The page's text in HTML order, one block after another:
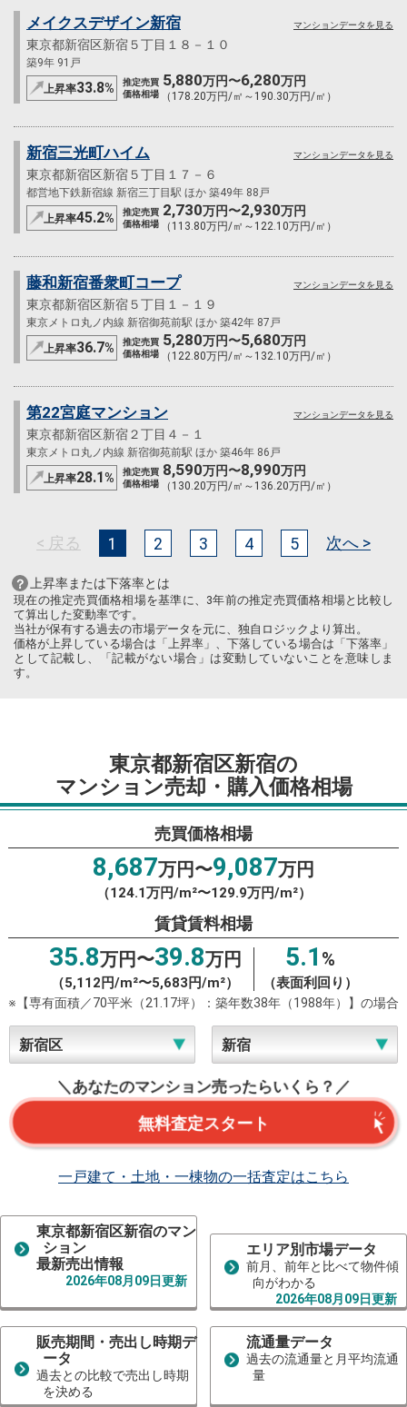
メイクスデザイン新宿
東京都新宿区新宿５丁目１８－１０
築9年 91戸
上昇率33.8%
推定売買
価格相場
5,880万円〜6,280万円
（178.20万円/㎡～190.30万円/㎡）
マンションデータを見る
新宿三光町ハイム
東京都新宿区新宿５丁目１７－６
都営地下鉄新宿線 新宿三丁目駅 ほか 築49年 88戸
上昇率45.2%
推定売買
価格相場
2,730万円〜2,930万円
（113.80万円/㎡～122.10万円/㎡）
マンションデータを見る
藤和新宿番衆町コープ
東京都新宿区新宿５丁目１－１９
東京メトロ丸ノ内線 新宿御苑前駅 ほか 築42年 87戸
上昇率36.7%
推定売買
価格相場
5,280万円〜5,680万円
（122.80万円/㎡～132.10万円/㎡）
マンションデータを見る
第22宮庭マンション
東京都新宿区新宿２丁目４－１
東京メトロ丸ノ内線 新宿御苑前駅 ほか 築46年 86戸
上昇率28.1%
推定売買
価格相場
8,590万円〜8,990万円
（130.20万円/㎡～136.20万円/㎡）
マンションデータを見る
< 戻る 1 2 3 4 5 次へ >
上昇率または下落率とは
現在の推定売買価格相場を基準に、3年前の推定売買価格相場と比較し
て算出した変動率です。
当社が保有する過去の市場データを元に、独自ロジックより算出。
価格が上昇している場合は「上昇率」、下落している場合は「下落率」
として記載し、「記載がない場合」は変動していないことを意味しま
す。
東京都新宿区新宿の
マンション売却・購入価格相場
売買価格相場
8,687万円〜9,087万円
（124.1万円/m²〜129.9万円/m²）
賃貸賃料相場
35.8万円〜39.8万円
（5,112円/m²〜5,683円/m²）
5.1 %
（表面利回り）
※【専有面積／70平米（21.17坪）：築年数38年（1988年）】の場合
＼あなたのマンション売ったらいくら？／
無料査定スタート
一戸建て・土地・一棟物の一括査定はこちら
東京都新宿区新宿のマン
ション
最新売出情報
2026年08月09日更新
エリア別市場データ
前月、前年と比べて物件傾
向がわかる
2026年08月09日更新
販売期間・売出し時期デ
ータ
過去との比較で売出し時期
を決める
流通量データ
過去の流通量と月平均流通
量